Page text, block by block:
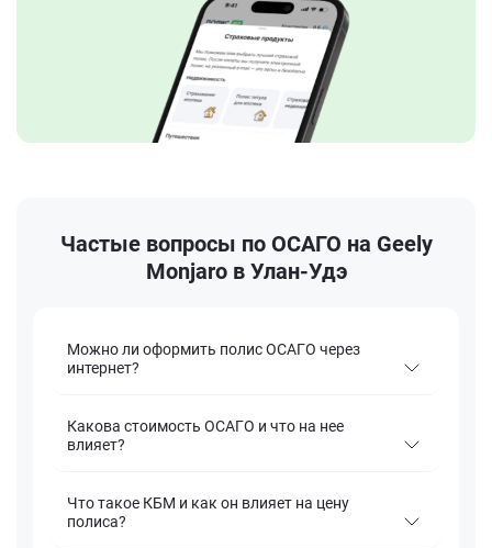
Частые вопросы по ОСАГО на Geely
Monjaro в Улан-Удэ
Можно ли оформить полис ОСАГО через
интернет?
Какова стоимость ОСАГО и что на нее
влияет?
Что такое КБМ и как он влияет на цену
полиса?